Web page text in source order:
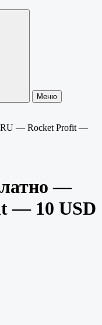
Меню
— Rocket Profit —
—
— 10 USD